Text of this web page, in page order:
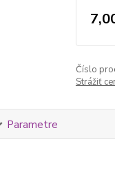
Číslo
Strážiť
Parametre